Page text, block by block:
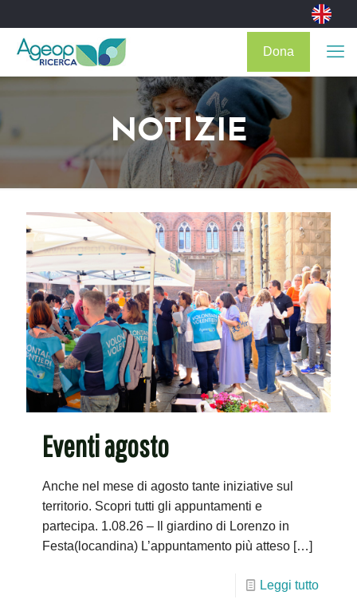
Dona
NOTIZIE
Eventi agosto
Anche nel mese di agosto tante iniziative sul
territorio. Scopri tutti gli appuntamenti e
partecipa. 1.08.26 – Il giardino di Lorenzo in
Festa(locandina) L’appuntamento più atteso […]
Leggi tutto